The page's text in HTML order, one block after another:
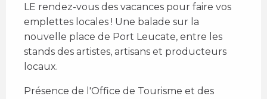
LE rendez-vous des vacances pour faire vos
emplettes locales ! Une balade sur la
nouvelle place de Port Leucate, entre les
stands des artistes, artisans et producteurs
locaux.
Présence de l'Office de Tourisme et des